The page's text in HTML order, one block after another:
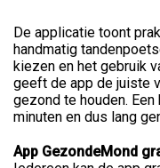
De applicatie toont
handmatig
kiezen en het gebruik
geeft de app de juiste
gezond te houden.
minuten en dus lang
App GezondeMond